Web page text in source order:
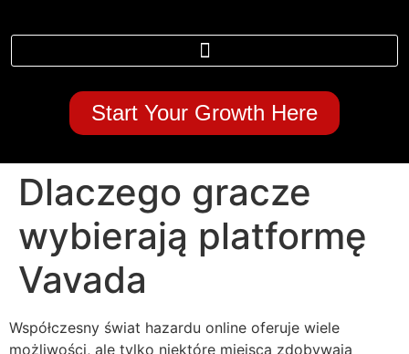
Start Your Growth Here
Dlaczego gracze
wybierają platformę
Vavada
Współczesny świat hazardu online oferuje wiele
możliwości, ale tylko niektóre miejsca zdobywają